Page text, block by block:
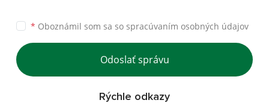
* Oboznámil som sa so spracúvaním osobných údajov
Odoslať správu
Rýchle odkazy